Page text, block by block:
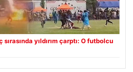
yıldırım çarptı: O futbolcu